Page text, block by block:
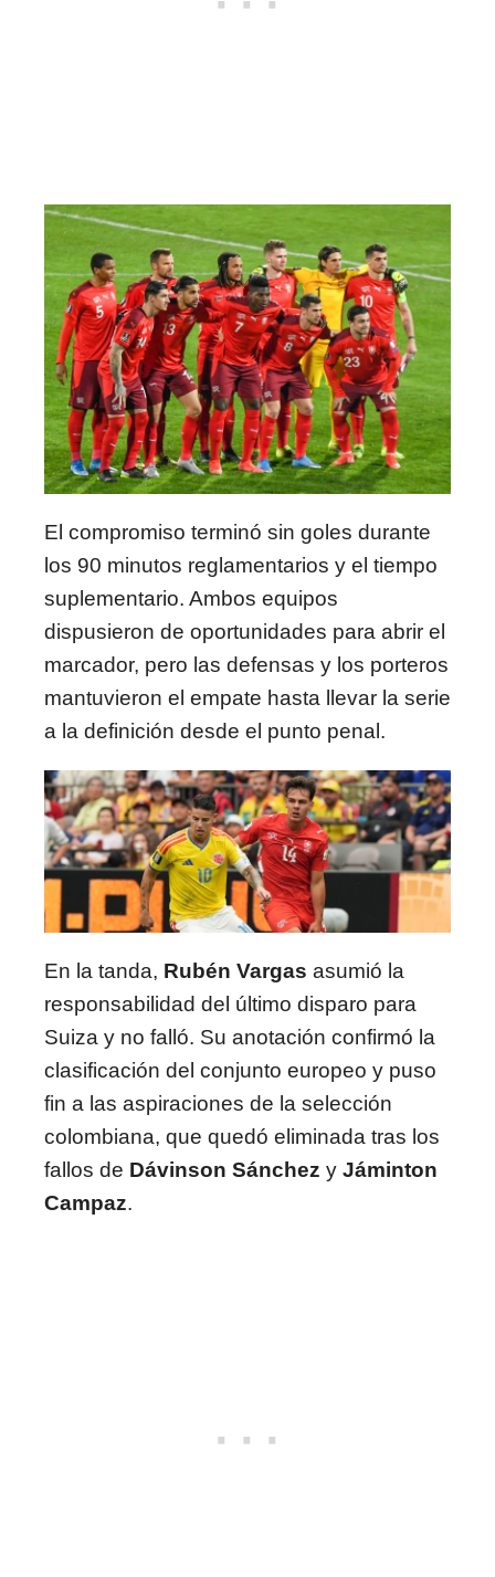
El compromiso terminó sin goles durante
los 90 minutos reglamentarios y el tiempo
suplementario. Ambos equipos
dispusieron de oportunidades para abrir el
marcador, pero las defensas y los porteros
mantuvieron el empate hasta llevar la serie
a la definición desde el punto penal.
En la tanda, Rubén Vargas asumió la
responsabilidad del último disparo para
Suiza y no falló. Su anotación confirmó la
clasificación del conjunto europeo y puso
fin a las aspiraciones de la selección
colombiana, que quedó eliminada tras los
fallos de Dávinson Sánchez y Jáminton
Campaz.